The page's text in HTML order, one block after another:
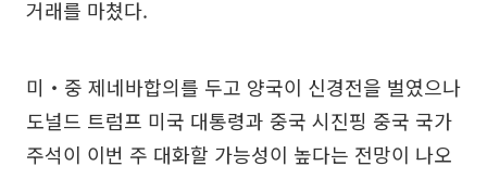
거래를 마쳤다.
미‧중 제네바합의를 두고 양국이 신경전을 벌였으나
도널드 트럼프 미국 대통령과 중국 시진핑 중국 국가
주석이 이번 주 대화할 가능성이 높다는 전망이 나오